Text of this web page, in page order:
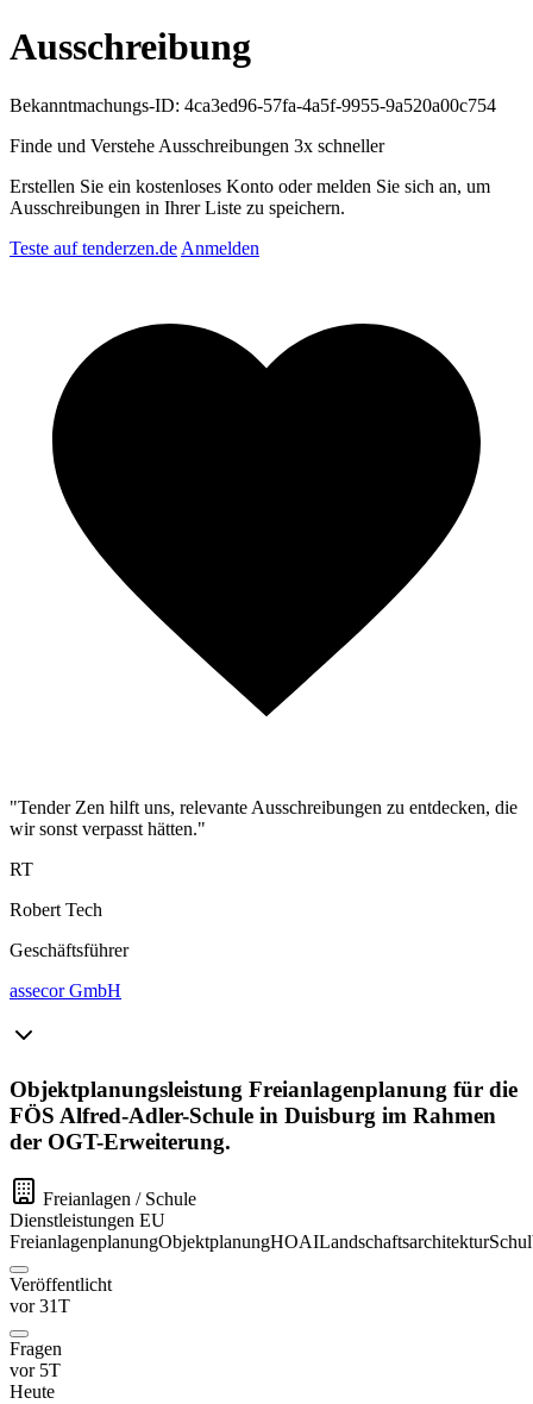
Ausschreibung
Bekanntmachungs-ID: 4ca3ed96-57fa-4a5f-9955-9a520a00c754
Finde und Verstehe Ausschreibungen 3x schneller
Erstellen Sie ein kostenloses Konto oder melden Sie sich an, um
Ausschreibungen in Ihrer Liste zu speichern.
Teste auf tenderzen.de Anmelden
"Tender Zen hilft uns, relevante Ausschreibungen zu entdecken, die
wir sonst verpasst hätten."
RT
Robert Tech
Geschäftsführer
assecor GmbH
Objektplanungsleistung Freianlagenplanung für die
FÖS Alfred-Adler-Schule in Duisburg im Rahmen
der OGT-Erweiterung.
Freianlagen / Schule
Dienstleistungen EU
FreianlagenplanungObjektplanungHOAILandschaftsarchitektur
Veröffentlicht
vor 31T
Fragen
vor 5T
Heute